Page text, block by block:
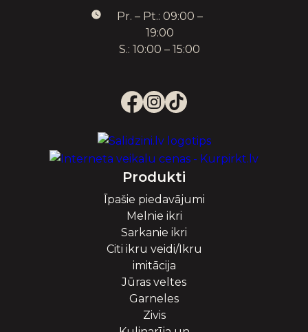
Pr. – Pt.: 09:00 –
19:00
S.: 10:00 – 15:00
Produkti
Īpašie piedavājumi
Melnie ikri
Sarkanie ikri
Citi ikru veidi/Ikru
imitācija
Jūras veltes
Garneles
Zivis